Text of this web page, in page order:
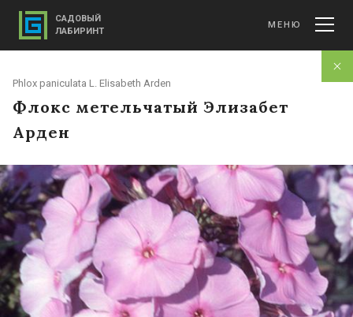
Phlox paniculata L. Elisabeth Arden
Флокс метельчатый Элизабет
Арден
САДОВЫЙ
ЛАБИРИНТ
МЕНЮ